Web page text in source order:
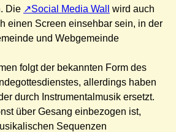
Die
Social Media Wall
wird auch
einen Screen einsehbar sein, in der
und Webgemeinde
folgt der bekannten Form des
allerdings haben
durch Instrumentalmusik ersetzt.
über Gesang einbezogen ist,
Sequenzen